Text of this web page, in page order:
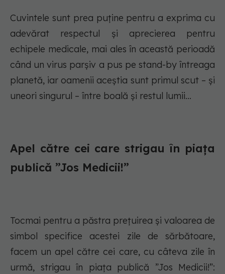
Cuvintele sunt prea puține pentru a exprima cu
adevărat respectul și aprecierea pentru
echipele medicale, mai ales în această perioadă
când un virus parșiv a pus pe stand-by întreaga
planetă, iar oamenii aceștia sunt primul scut – și
uneori singurul – între boală și restul lumii...
Apel către cei care strigau în piața
publică ”Jos Medicii!”
Tocmai pentru a păstra prețuirea și valoarea de
simbol specifice acestei zile de sărbătoare,
facem un apel către cei care, cu câteva zile în
urmă, strigau în piața publică ”Jos Medicii!”: